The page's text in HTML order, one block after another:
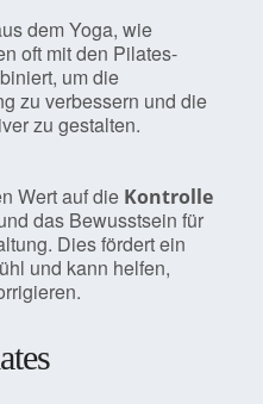
dem Yoga, wie
oft mit den Pilates-
um die
zu verbessern und die
zu gestalten.
Wert auf die Kontrolle
das Bewusstsein für
Dies fördert ein
und kann helfen,